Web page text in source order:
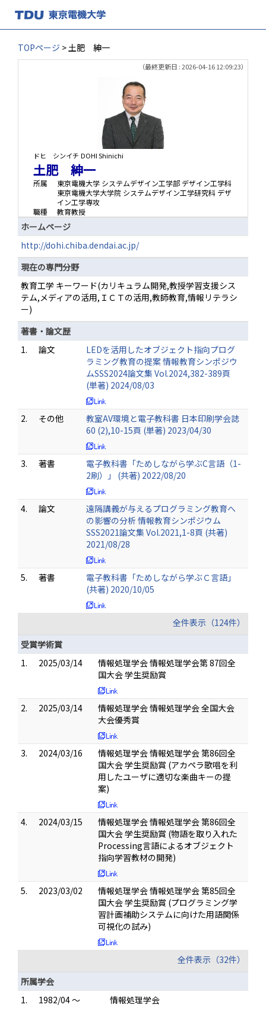
TOPページ > 土肥 紳一
（最終更新日 : 2026-04-16 12:09:23）
ドヒ シンイチ DOHI Shinichi
土肥 紳一
所属
東京電機大学 システムデザイン工学部 デザイン工学科
東京電機大学大学院 システムデザイン工学研究科 デザ
イン工学専攻
職種
教育教授
ホームページ
http://dohi.chiba.dendai.ac.jp/
現在の専門分野
教育工学 キーワード(カリキュラム開発,教授学習支援シス
テム,メディアの活用,ＩＣＴの活用,教師教育,情報リテラシ
ー)
著書・論文歴
1.
論文
LEDを活用したオブジェクト指向プログ
ラミング教育の提案 情報教育シンポジウ
ムSSS2024論文集 Vol.2024,382-389頁
(単著) 2024/08/03
2. その他
教室AV環境と電子教科書 日本印刷学会誌
60 (2),10-15頁 (単著) 2023/04/30
3. 著書
電子教科書「ためしながら学ぶC言語（1-
2刷）」 (共著) 2022/08/20
4. 論文
遠隔講義が与えるプログラミング教育へ
の影響の分析 情報教育シンポジウム
SSS2021論文集 Vol.2021,1-8頁 (共著)
2021/08/28
5. 著書
電子教科書「ためしながら学ぶＣ言語」
(共著) 2020/10/05
全件表示（124件）
受賞学術賞
1.
2025/03/14
情報処理学会 情報処理学会第 87回全
国大会 学生奨励賞
2. 2025/03/14
情報処理学会 情報処理学会 全国大会
大会優秀賞
3. 2024/03/16
情報処理学会 情報処理学会 第86回全
国大会 学生奨励賞 (アカペラ歌唱を利
用したユーザに適切な楽曲キーの提
案)
4. 2024/03/15
情報処理学会 情報処理学会 第86回全
国大会 学生奨励賞 (物語を取り入れた
Processing言語によるオブジェクト
指向学習教材の開発)
5. 2023/03/02
情報処理学会 情報処理学会 第85回全
国大会 学生奨励賞 (プログラミング学
習計画補助システムに向けた用語関係
可視化の試み)
全件表示（32件）
所属学会
1.
1982/04 ～
情報処理学会